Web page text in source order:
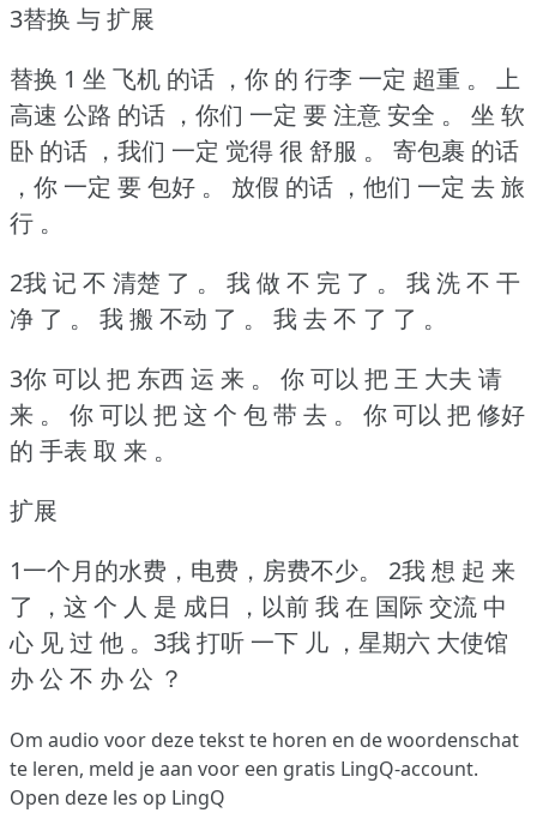
3替换 与 扩展
替换 1 坐 飞机 的话 ，你 的 行李 一定 超重 。
上
高速 公路 的话 ，你们 一定 要 注意 安全 。
坐 软
卧 的话 ，我们 一定 觉得 很 舒服 。
寄包裹 的话
，你 一定 要 包好 。
放假 的话 ，他们 一定 去 旅
行 。
2我 记 不 清楚 了 。
我 做 不 完 了 。
我 洗 不 干
净 了 。
我 搬 不动 了 。
我 去 不 了 了 。
3你 可以 把 东西 运 来 。
你 可以 把 王 大夫 请
来 。
你 可以 把 这 个 包 带 去 。
你 可以 把 修好
的 手表 取 来 。
扩展
1一个月的水费，电费，房费不少。
2我 想 起 来
了 ，这 个 人 是 成日 ，以前 我 在 国际 交流 中
心 见 过 他 。3我 打听 一下 儿 ，星期六 大使馆
办 公 不 办 公 ？
Om audio voor deze tekst te horen en de woordenschat
te leren, meld je aan voor een gratis LingQ-account.
Open deze les op LingQ